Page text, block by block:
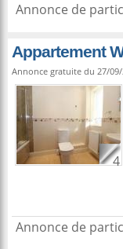
Annonce de
Appartement
Annonce gratuite du 27/09/
4
Annonce de